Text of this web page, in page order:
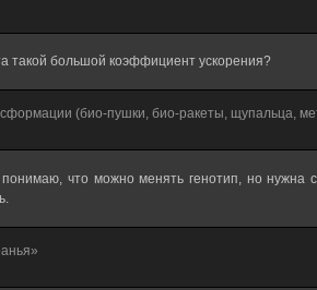
такой большой коэффициент ускорения?
(био-пушки, био-ракеты, щупальца,
понимаю, что можно менять генотип, но нужна